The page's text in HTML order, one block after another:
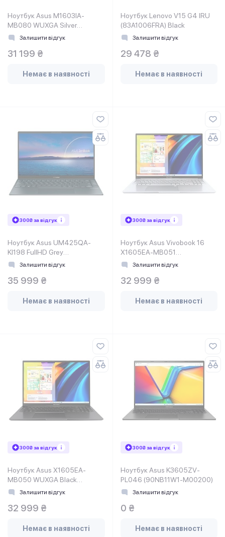
Ноутбук Asus M1603IA-
MB080 WUXGA Silver
(90NB0Y42-M003N0)
Залишити відгук
31 199 ₴
Немає в наявності
Ноутбук Lenovo V15 G4 IRU
(83A1006FRA) Black
Залишити відгук
29 478 ₴
Немає в наявності
300₴ за відгук
Ноутбук Asus UM425QA-
KI198 FullHD Grey
(90NB0TV1-M00AN0)
Залишити відгук
35 999 ₴
Немає в наявності
300₴ за відгук
Ноутбук Asus Vivobook 16
X1605EA-MB051
(90NB0ZE2-M00230)
Залишити відгук
32 999 ₴
Немає в наявності
300₴ за відгук
Ноутбук Asus X1605EA-
MB050 WUXGA Black
(90NB0ZE3-M00220)
Залишити відгук
32 999 ₴
Немає в наявності
300₴ за відгук
Ноутбук Asus K3605ZV-
PL046 (90NB11W1-M00200)
Залишити відгук
0 ₴
Немає в наявності